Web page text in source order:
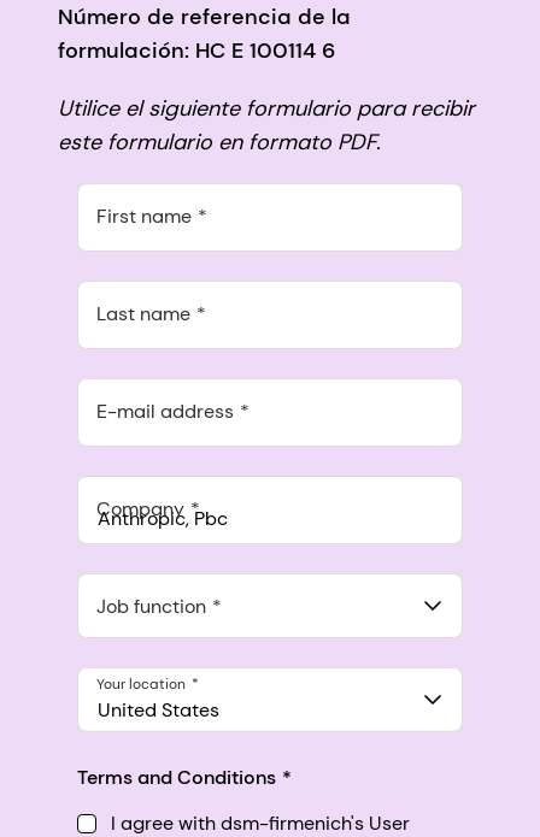
Número de referencia de la
formulación: HC E 100114 6
Utilice el siguiente formulario para recibir
este formulario en formato PDF.
First name
Last name
E-mail address
Company
548 Market St Pmb 90375, San Francisco, California, US
Job function
United States
Your location
Terms and Conditions
I agree with dsm-firmenich's User